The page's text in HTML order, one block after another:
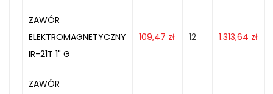
ZAWÓR
ELEKTROMAGNETYCZNY
IR-21T 1" G
109,47 zł 12 1.313,64 zł
ZAWÓR